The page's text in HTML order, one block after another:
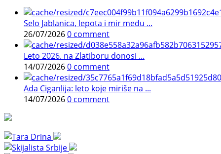
Selo Jablanica, lepota i mir među ...
26/07/20260 comment
Leto 2026. na Zlatiboru donosi ...
14/07/20260 comment
Ada Ciganlija: leto koje miriše na ...
14/07/20260 comment